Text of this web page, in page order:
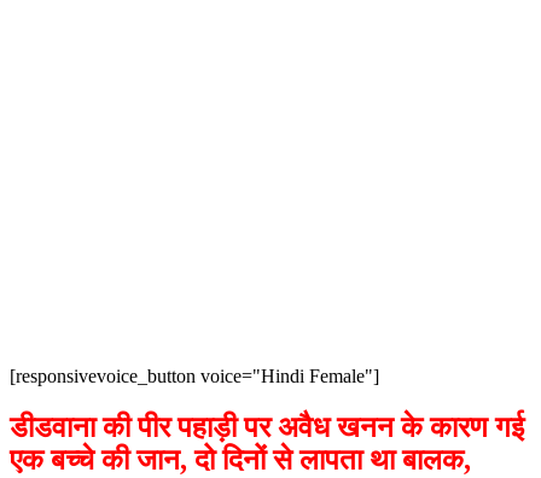
[responsivevoice_button voice="Hindi Female"]
डीडवाना की पीर पहाड़ी पर अवैध खनन के कारण गई
एक बच्चे की जान, दो दिनों से लापता था बालक,